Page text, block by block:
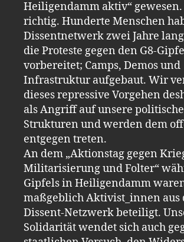
Heiligendamm aktiv“ gewesen.
richtig. Hunderte Menschen
Dissentnetwerk zwei Jahre
die Proteste gegen den G8-
vorbereitet; Camps, Demos und
Infrastruktur aufgebaut. Wir
dieses repressive Vorgehen
als Angriff auf unsere
Strukturen und werden dem
entgegen treten.
An dem „Aktionstag gegen
Militarisierung und Folter“
Gipfels in Heiligendamm
maßgeblich Aktivist_innen aus
Dissent-Netzwerk beteiligt.
Solidarität wendet sich auch